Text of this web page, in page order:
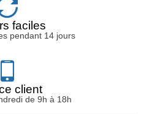
faciles
pendant 14 jours
client
de 9h à 18h